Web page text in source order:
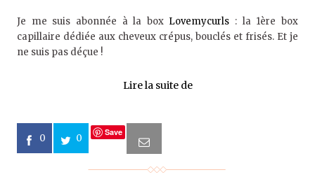
Je me suis abonnée à la box Lovemycurls : la 1ère box
capillaire dédiée aux cheveux crépus, bouclés et frisés. Et je
ne suis pas déçue !
Lire la suite de
0 0
Save